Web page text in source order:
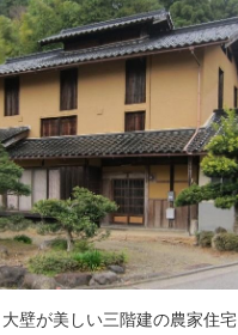
大壁が美しい三階建の農家住宅